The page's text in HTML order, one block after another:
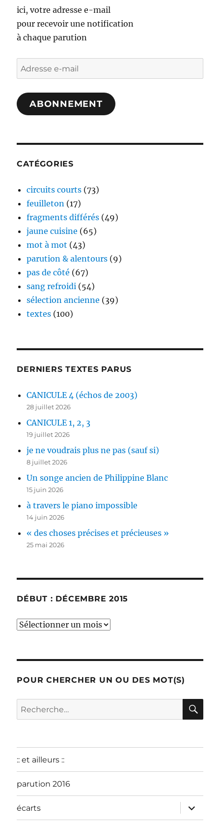
ici, votre adresse e-mail
pour recevoir une notification
à chaque parution
Adresse
e-
mail
ABONNEMENT
CATÉGORIES
circuits courts (73)
feuilleton (17)
fragments différés (49)
jaune cuisine (65)
mot à mot (43)
parution & alentours (9)
pas de côté (67)
sang refroidi (54)
sélection ancienne (39)
textes (100)
DERNIERS TEXTES PARUS
CANICULE 4 (échos de 2003)
28 juillet 2026
CANICULE 1, 2, 3
19 juillet 2026
je ne voudrais plus ne pas (sauf si)
8 juillet 2026
Un songe ancien de Philippine Blanc
15 juin 2026
à travers le piano impossible
14 juin 2026
« des choses précises et précieuses »
25 mai 2026
DÉBUT : DÉCEMBRE 2015
début
POUR CHERCHER UN OU DES MOT(S)
Recherche
pour :
:: et ailleurs ::
parution 2016
écarts
ouvrir
le
sous-